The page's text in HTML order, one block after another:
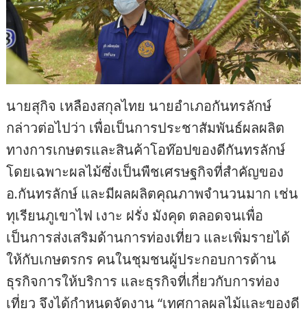
นายสุกิจ เหลืองสกุลไทย นายอำเภอกันทรลักษ์
กล่าวต่อไปว่า เพื่อเป็นการประชาสัมพันธ์ผลผลิต
ทางการเกษตรและสินค้าโอท๊อปของดีกันทรลักษ์
โดยเฉพาะผลไม้ซึ่งเป็นพืชเศรษฐกิจที่สำคัญของ
อ.กันทรลักษ์ และมีผลผลิตคุณภาพจำนวนมาก เช่น
ทุเรียนภูเขาไฟ เงาะ ฝรั่ง มังคุด ตลอดจนเพื่อ
เป็นการส่งเสริมด้านการท่องเที่ยว และเพิ่มรายได้
ให้กับเกษตรกร คนในชุมชนผู้ประกอบการด้าน
ธุรกิจการให้บริการ และธุรกิจที่เกี่ยวกับการท่อง
เที่ยว จึงได้กำหนดจัดงาน “เทศกาลผลไม้และของดี